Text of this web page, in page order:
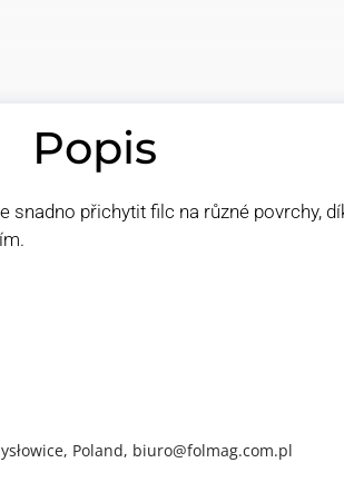
Popis
přichytit filc na různé povrchy,
Poland, biuro@folmag.com.pl